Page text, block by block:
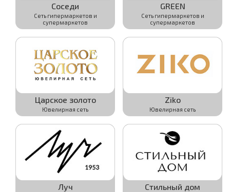
Активировать
Подробнее
Соседи
Сеть гипермаркетов и
супермаркетов
Активировать
Подробнее
GREEN
Сеть гипермаркетов и
супермаркетов
Активировать
Подробнее
Царское золото
Ювелирная сеть Активировать
Подробнее
Ziko
Ювелирная сеть
Луч Стильный дом